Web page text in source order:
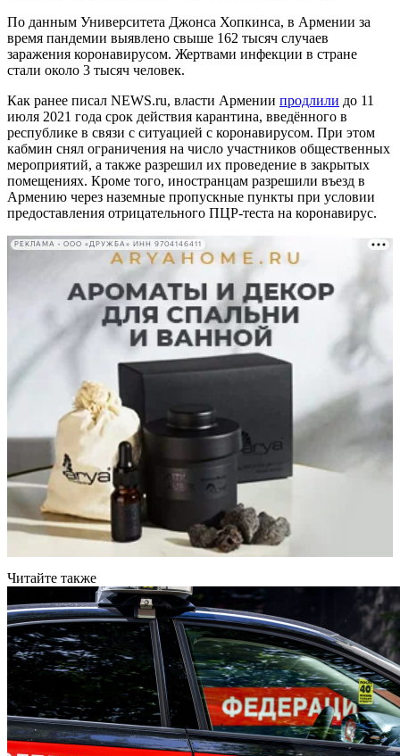
По данным Университета Джонса Хопкинса, в Армении за
время пандемии выявлено свыше 162 тысяч случаев
заражения коронавирусом. Жертвами инфекции в стране
стали около 3 тысяч человек.
Как ранее писал NEWS.ru, власти Армении продлили до 11
июля 2021 года срок действия карантина, введённого в
республике в связи с ситуацией с коронавирусом. При этом
кабмин снял ограничения на число участников общественных
мероприятий, а также разрешил их проведение в закрытых
помещениях. Кроме того, иностранцам разрешили въезд в
Армению через наземные пропускные пункты при условии
предоставления отрицательного ПЦР-теста на коронавирус.
РЕКЛАМА • ООО «ДРУЖБА» ИНН 9704146411
Читайте также